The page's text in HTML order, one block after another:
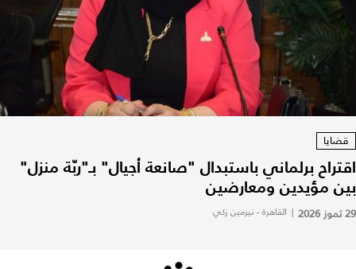
قضايا
اقتراح برلماني باستبدال "صانعة أجيال" بـ"ربّة منزل"
بين مؤيدين ومعارضين
29 تموز 2026 | القاهرة - نيرمين زكي